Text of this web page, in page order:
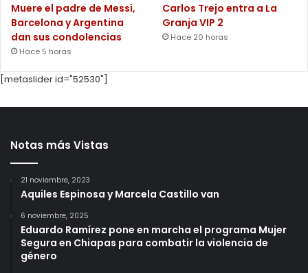
Muere el padre de Messi,
Barcelona y Argentina
dan sus condolencias
Hace 5 horas
Carlos Trejo entra a La
Granja VIP 2
Hace 20 horas
[metaslider id="52530"]
Notas más Vistas
21 noviembre, 2023
Aquiles Espinosa y Marcela Castillo van
6 noviembre, 2025
Eduardo Ramírez pone en marcha el programa Mujer
Segura en Chiapas para combatir la violencia de
género